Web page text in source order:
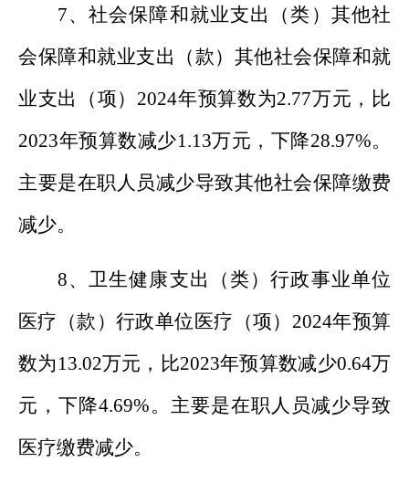
7、 社会保障和就业支出（类）其他社
会保障和就业支出（款）其他社会保障和就
业支出（项） 2024年预算数为2.77万元，比
2023年预算数减少1.13万元， 下降28.97%。
主要是在职人员减少导致其他社会保障缴费
减少。
8、 卫生健康支出（类）行政事业单位
医疗（款）行政单位医疗（项） 2024年预算
数为 13.02万元，比2023年预算数减少0.64万
元， 下降4.69%。 主要是在职人员减少导致
医疗缴费减少。